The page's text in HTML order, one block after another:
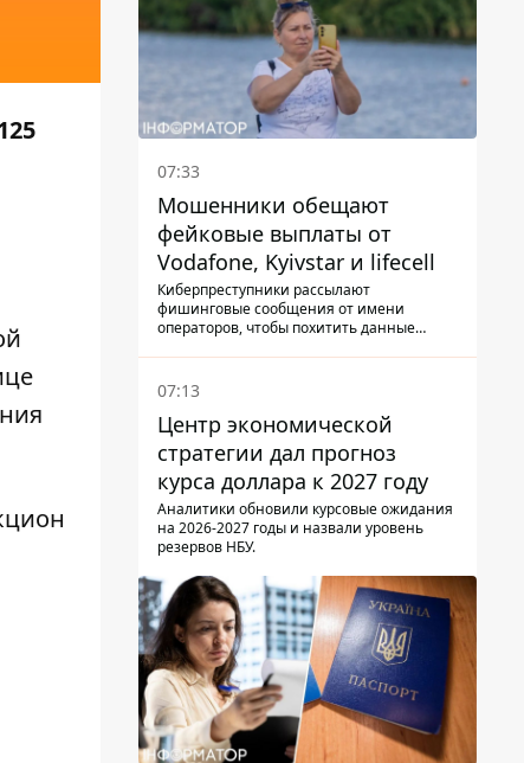
07:33
Мошенники обещают
фейковые выплаты от
Vodafone, Kyivstar и lifecell
Киберпреступники рассылают
фишинговые сообщения от имени
операторов, чтобы похитить данные
07:13
Центр экономической
стратегии дал прогноз
курса доллара к 2027 году
Аналитики обновили курсовые ожидания
на 2026-2027 годы и назвали уровень
резервов НБУ.